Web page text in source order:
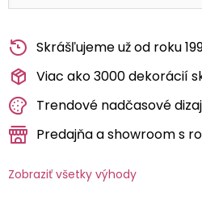
Skrášľujeme už od roku
Viac ako 3000 dekorácií
Trendové nadčasové
Predajňa a showroom s
Zobraziť všetky výhody